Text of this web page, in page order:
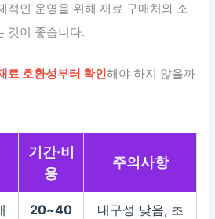
적인 운영을 위해 재료 구매처와 소
것이 좋습니다.
료 호환성부터 확인해야 하지 않을까
기간·비
용
주의사항
20~40
내구성 낮음, 초